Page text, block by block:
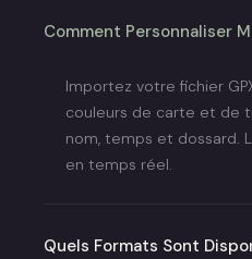
Comment Personnaliser
Importez votre fichier
couleurs de carte et de
nom, temps et dossard.
en temps réel.
Quels Formats Sont